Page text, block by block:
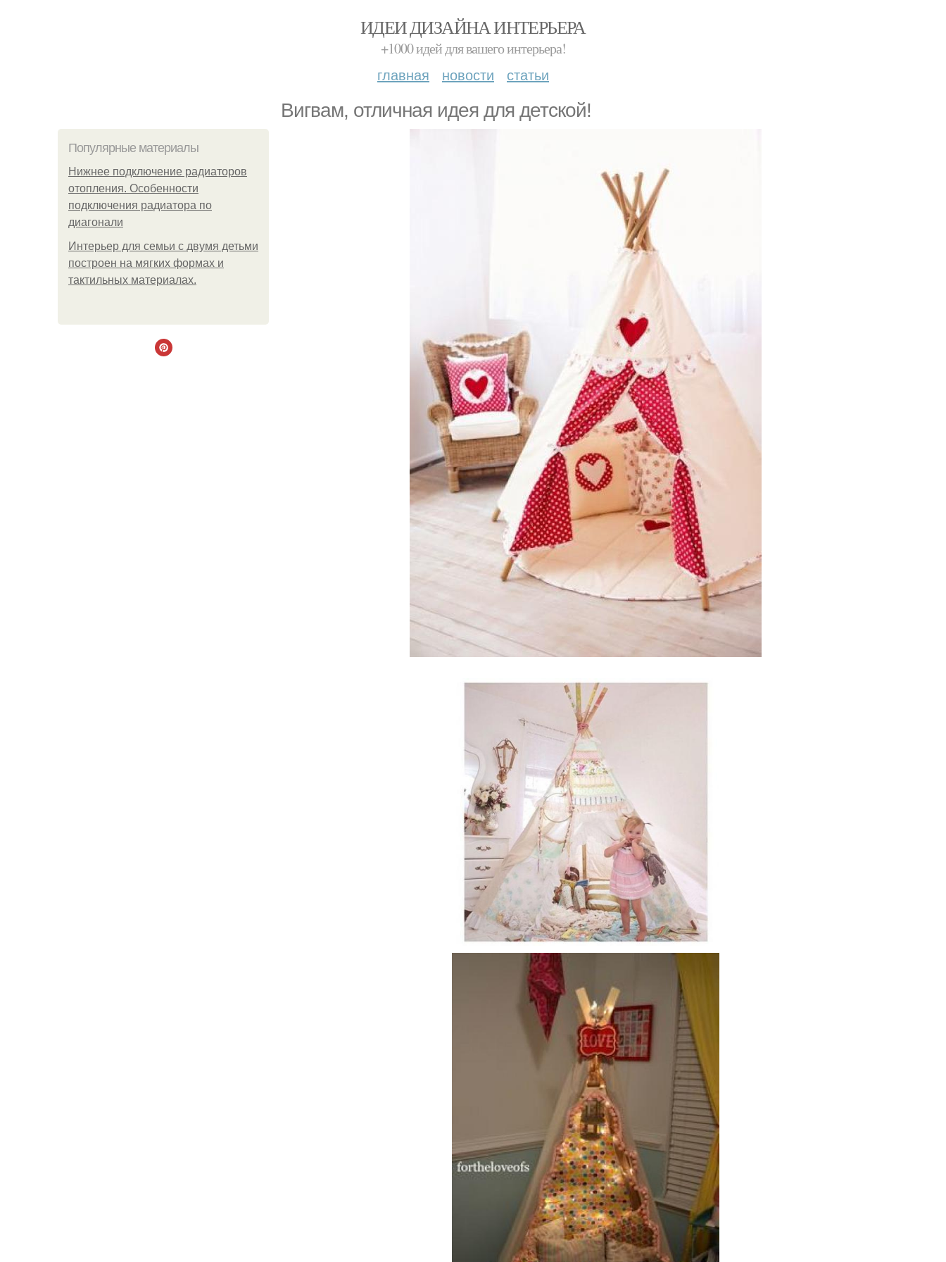
ИДЕИ ДИЗАЙНА ИНТЕРЬЕРА
+1000 идей для вашего интерьера!
главная новости статьи
Bигвам, отличная идeя для детcкой!
Популярные материалы
Нижнее подключение радиаторов
отопления. Особенности
подключения радиатора по
диагонали
Интерьер для семьи с двумя детьми
построен на мягких формах и
тактильных материалах.